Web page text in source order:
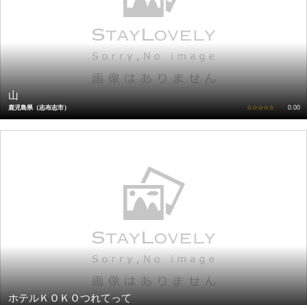
山
鹿児島県（志布志市） ☆☆☆☆☆ 0.00
ホテルＫＯＫＯつれてって